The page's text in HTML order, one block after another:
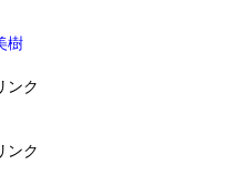
樹
ンク
ンク